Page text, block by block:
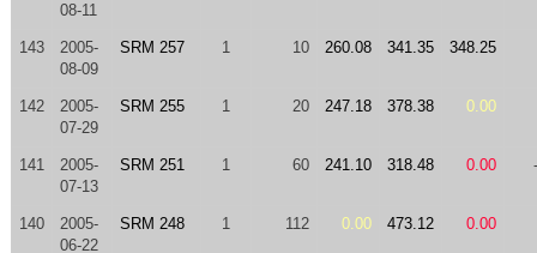
08-11
143
2005-
08-09
SRM 257 1 10 260.08 341.35 348.25
142
2005-
07-29
SRM 255 1 20 247.18 378.38 0.00
141
2005-
07-13
SRM 251 1 60 241.10 318.48 0.00
140
2005-
06-22
SRM 248 1 112 0.00 473.12 0.00